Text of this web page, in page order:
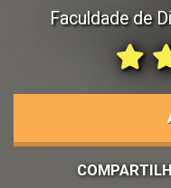
Faculdade de